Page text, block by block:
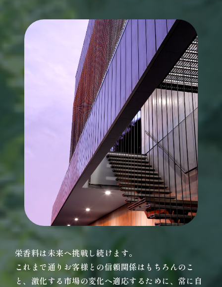
栄香料は未来へ挑戦し続けます。
これまで通りお客様との信頼関係はもちろんのこ
と、激化する市場の変化へ適応するために、常に自